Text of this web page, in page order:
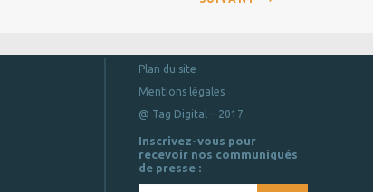
Plan du site
Mentions légales
@ Tag Digital – 2017
Inscrivez-vous pour
recevoir nos communiqués
de presse :